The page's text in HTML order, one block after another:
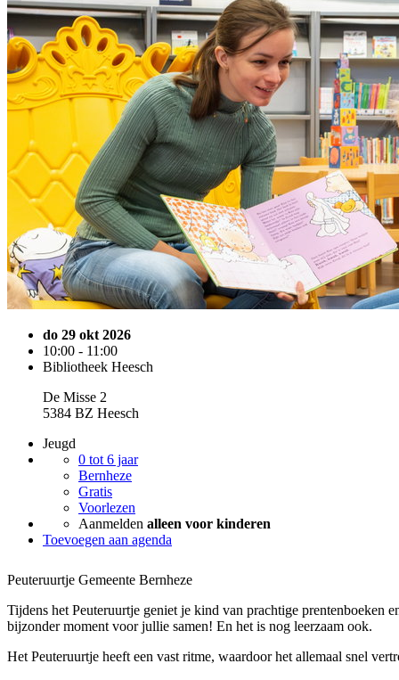
do 29 okt 2026
10:00 - 11:00
Bibliotheek Heesch
De Misse 2
5384 BZ Heesch
Jeugd
0 tot 6 jaar
Bernheze
Gratis
Voorlezen
Aanmelden alleen voor kinderen
Toevoegen aan agenda
Peuteruurtje Gemeente Bernheze
Tijdens het Peuteruurtje geniet je kind van prachtige prentenboeken
bijzonder moment voor jullie samen! En het is nog leerzaam ook.
Het Peuteruurtje heeft een vast ritme, waardoor het allemaal snel